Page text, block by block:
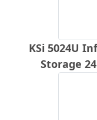
KSi 5024U
Storage